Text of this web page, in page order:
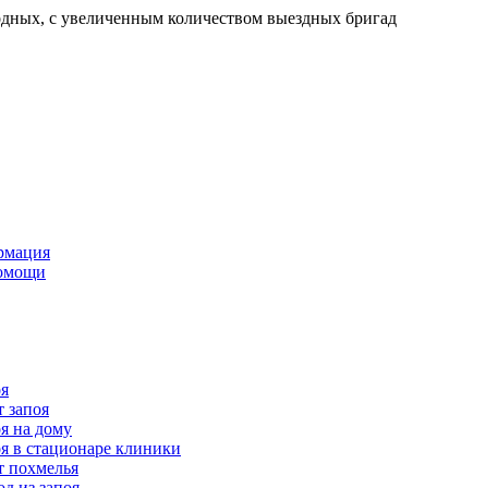
с увеличенным количеством выездных бригад
запоя
на дому
в стационаре клиники
похмелья